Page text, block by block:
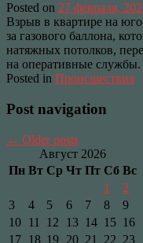
Posted on 27 февраля,
Взрыв в квартире на
за газового баллона,
натяжных потолков,
на оперативные службы.
Posted in Происшествия
Post navigation
← Older posts
Август 2026
Пн Вт Ср Чт Пт Сб Вс
1
2
3
4 5 6 7 8
9
10 11 12 13 14 15 16
17 18 19 20 21 22 23